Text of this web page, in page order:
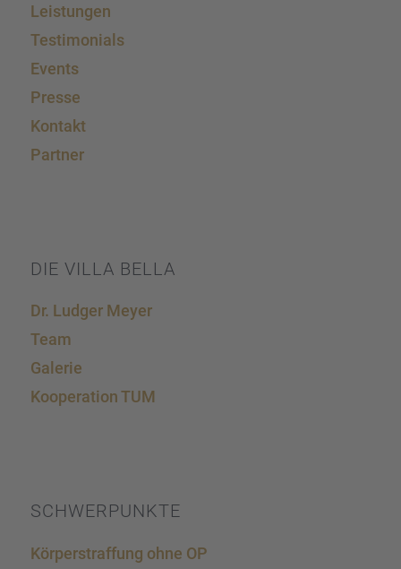
Leistun­gen
Testi­mo­ni­als
Events
Presse
Kontakt
Partner
DIE VILLA BELLA
Dr. Ludger Meyer
Team
Galerie
Koope­ra­tion TUM
SCHWER­PUNKTE
Körper­straf­fung ohne OP